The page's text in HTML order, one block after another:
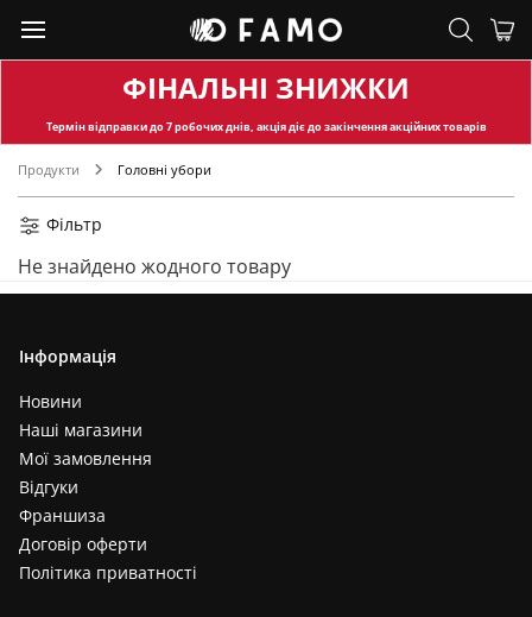
ФІНАЛЬНІ ЗНИЖКИ
Термін відправкидо 7 робочих днів, акція діє до закінчення акційних товарів
Продукти Головні убори
Фільтр
Не знайдено жодного товару
Інформація
Новини
Наші магазини
Мої замовлення
Відгуки
Франшиза
Договір оферти
Політика приватності